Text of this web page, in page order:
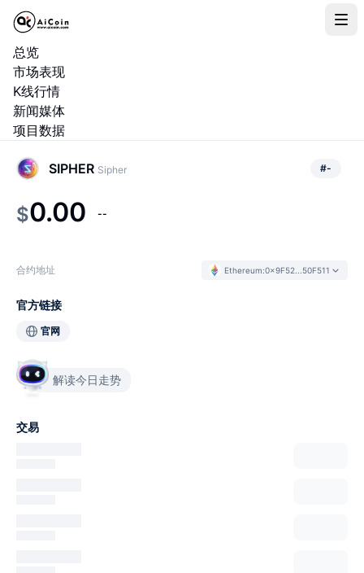
总览
市场表现
K线行情
新闻媒体
项目数据
SIPHER Sipher #-
$0.00 --
合约地址 Ethereum:0x9F52...50F511
官方链接
官网
解读今日走势
交易